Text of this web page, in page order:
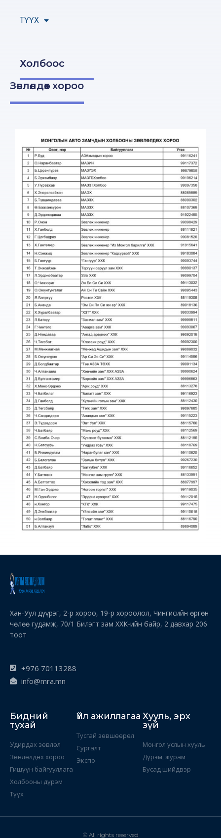
ТҮҮХ
Холбоос
Зөвлөлдөх хороо
Хан-Уул дүүрэг, 2-р хороо, 19-р хороолол, Чингисийн өргөн
чөлөө гудамж, 70/1 Билэгт зам ХХК-ийн байр, 2 давхар 206
тоот
+976 70113288
info@mra.mn
Бидний
тухай
Удирдах зөвлөл
Зөвлөлдөх хороо
Гишүүн байгууллага
Холбооны дүрэм
Түүх
Үйл ажиллагаа
Тусгай зөвшөөрөл
Сургалт
Экспо
Хууль, эрх
зүй
Монгол услын хууль
Дүрэм, журам
Бусад шийдвэр
© All rights reserved